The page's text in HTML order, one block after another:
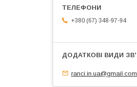
+380 (67) 348-97-94
ranci.in.ua@gmail.com